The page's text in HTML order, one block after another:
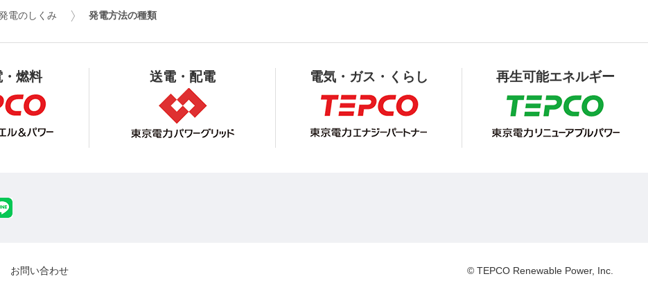
電のしくみ 発電方法の種類
燃料 送電・配電 電気・ガス・くらし 再生可能エネルギー
お問い合わせ © TEPCO Renewable Power, Inc.